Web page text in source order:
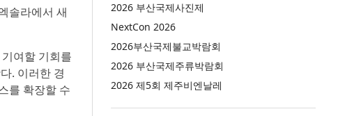
솔라에서 새
여할 기회를
. 이러한 경
를 확장할 수
2026 부산국제사진제
NextCon 2026
2026부산국제불교박람회
2026 부산국제주류박람회
2026 제5회 제주비엔날레